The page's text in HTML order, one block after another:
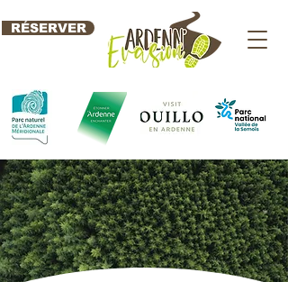
RÉSERVER